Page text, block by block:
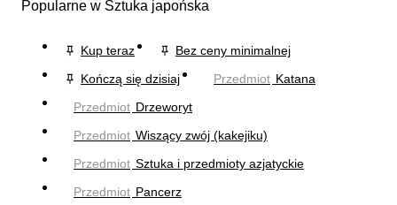
Popularne w Sztuka japońska
Kup teraz
Bez ceny minimalnej
Kończą się dzisiaj
Przedmiot Katana
Przedmiot Drzeworyt
Przedmiot Wiszący zwój (kakejiku)
Przedmiot Sztuka i przedmioty azjatyckie
Przedmiot Pancerz